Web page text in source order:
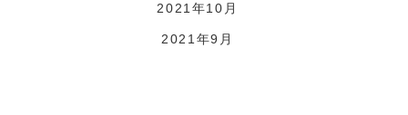
2021年10月
2021年9月